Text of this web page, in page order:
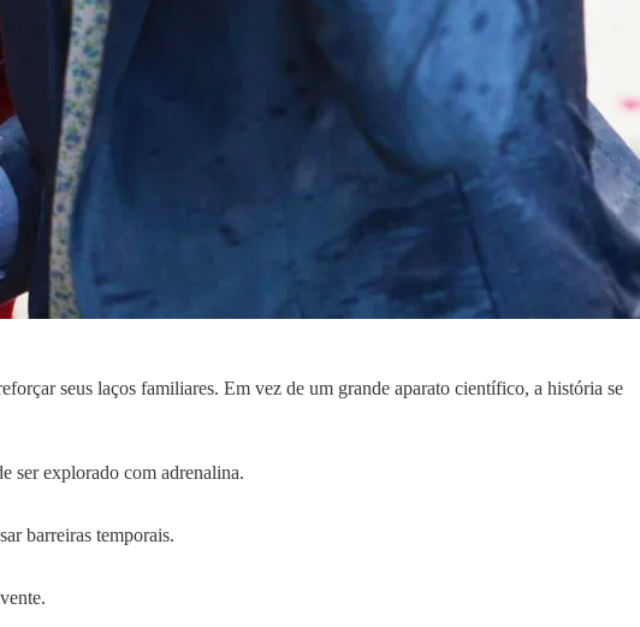
seus laços familiares. Em vez de um grande aparato científico, a história se
ser explorado com adrenalina.
barreiras temporais.